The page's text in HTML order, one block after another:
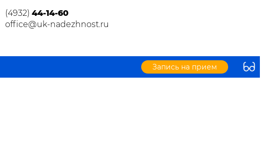
(4932) 44-14-60
office@uk-nadezhnost.ru
Запись на прием